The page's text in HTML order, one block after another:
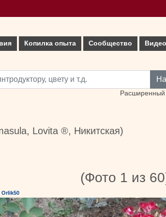
Копилка опыта Сообщество Видео
Расширенный
Lovita ®, Никитская)
(Фото 1 из
Orlik50